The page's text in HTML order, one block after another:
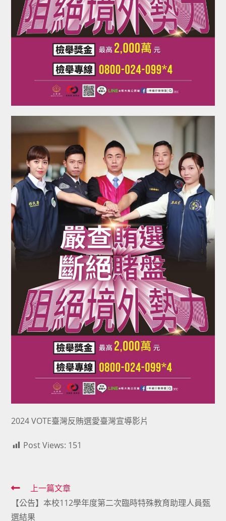
2024 VOTE臺灣反賄選愛臺灣宣導影片
Post Views: 151
Read
more
上一篇文章
【公告】本校112學年度第二次臨時特殊教育助理人員甄
選結果